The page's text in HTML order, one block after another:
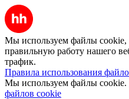
Мы используем файлы cookie,
правильную работу нашего
трафик.
Правила использования
Мы используем файлы cookie.
файлов cookie